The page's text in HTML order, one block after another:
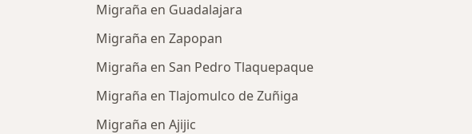
Migraña en Guadalajara
Migraña en Zapopan
Migraña en San Pedro Tlaquepaque
Migraña en Tlajomulco de Zuñiga
Migraña en Ajijic